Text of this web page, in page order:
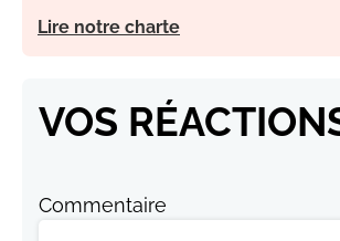
Lire notre charte
VOS
Commentaire